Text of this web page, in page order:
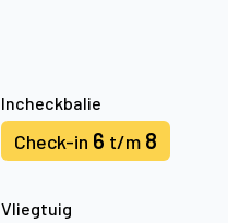
Incheckbalie
Check-in 6 t/m 8
Vliegtuig